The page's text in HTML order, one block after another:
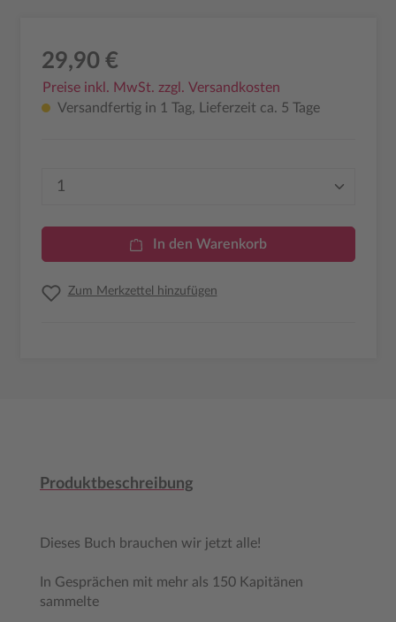
29,90 €
Preise inkl. MwSt. zzgl. Versandkosten
Versandfertig in 1 Tag, Lieferzeit ca. 5 Tage
Produkt Anzahl: Gib den gewünschten
In den Warenkorb
Zum Merkzettel hinzufügen
Produktbeschreibung
Dieses Buch brauchen wir jetzt alle!
In Gesprächen mit mehr als 150 Kapitänen
sammelte